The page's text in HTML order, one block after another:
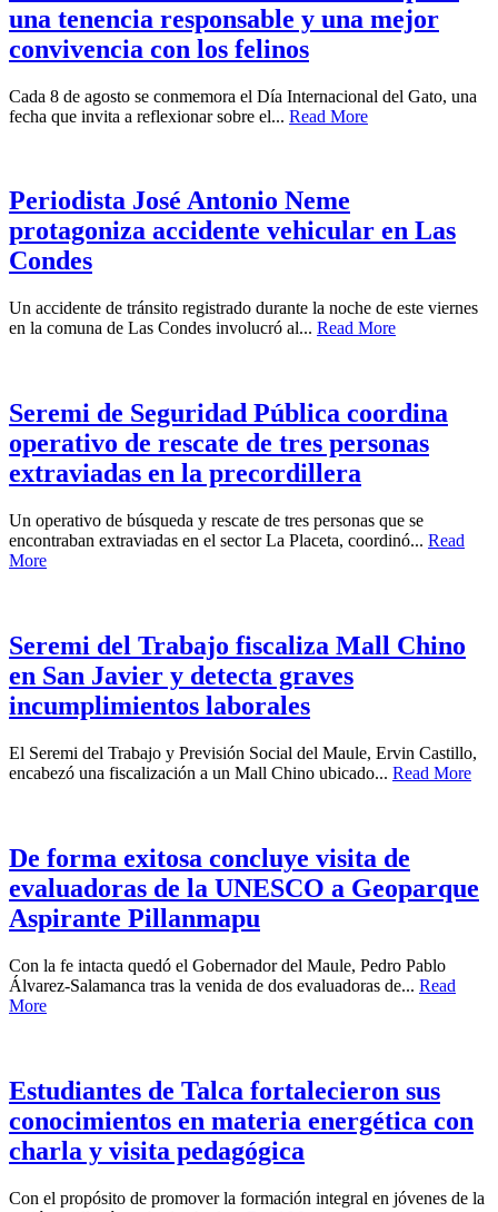
una tenencia responsable y una mejor
convivencia con los felinos
Cada 8 de agosto se conmemora el Día Internacional del Gato, una
fecha que invita a reflexionar sobre el... Read More
Periodista José Antonio Neme
protagoniza accidente vehicular en Las
Condes
Un accidente de tránsito registrado durante la noche de este viernes
en la comuna de Las Condes involucró al... Read More
Seremi de Seguridad Pública coordina
operativo de rescate de tres personas
extraviadas en la precordillera
Un operativo de búsqueda y rescate de tres personas que se
encontraban extraviadas en el sector La Placeta, coordinó... Read
More
Seremi del Trabajo fiscaliza Mall Chino
en San Javier y detecta graves
incumplimientos laborales
El Seremi del Trabajo y Previsión Social del Maule, Ervin Castillo,
encabezó una fiscalización a un Mall Chino ubicado... Read More
De forma exitosa concluye visita de
evaluadoras de la UNESCO a Geoparque
Aspirante Pillanmapu
Con la fe intacta quedó el Gobernador del Maule, Pedro Pablo
Álvarez-Salamanca tras la venida de dos evaluadoras de... Read
More
Estudiantes de Talca fortalecieron sus
conocimientos en materia energética con
charla y visita pedagógica
Con el propósito de promover la formación integral en jóvenes de la